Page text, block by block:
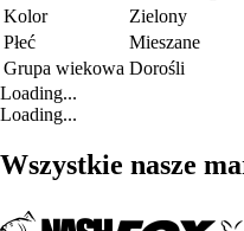
Kolor
Zielony
Płeć
Mieszane
Grupa wiekowa Dorośli
Loading...
Loading...
Wszystkie nasze